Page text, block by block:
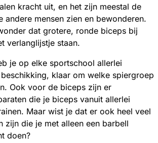
kracht uit, en het zijn meestal de
andere mensen zien en bewonderen.
dat grotere, ronde biceps bij
verlanglijstje staan.
je op elke sportschool allerlei
klaar om welke spiergroep
Ook voor de biceps zijn er
die je biceps vanuit allerlei
Maar wist je dat er ook heel veel
zijn die je met alleen een barbell
doen?